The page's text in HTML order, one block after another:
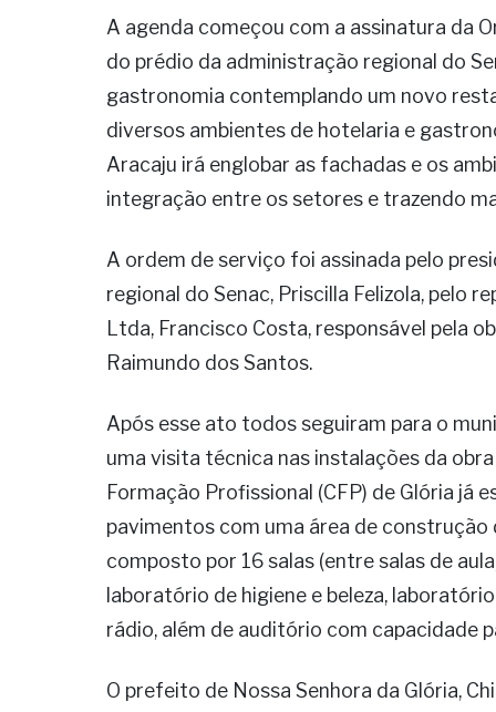
A agenda começou com a assinatura da
do prédio da administração regional do
gastronomia contemplando um novo
diversos ambientes de hotelaria e
Aracaju irá englobar as fachadas e os
integração entre os setores e trazendo
A ordem de serviço foi assinada pelo
regional do Senac, Priscilla Felizola, pelo
Ltda, Francisco Costa, responsável pela
Raimundo dos Santos.
Após esse ato todos seguiram para o
uma visita técnica nas instalações da
Formação Profissional (CFP) de Glória já
pavimentos com uma área de
composto por 16 salas (entre salas de
laboratório de higiene e beleza,
rádio, além de auditório com capacidade
O prefeito de Nossa Senhora da Glória,